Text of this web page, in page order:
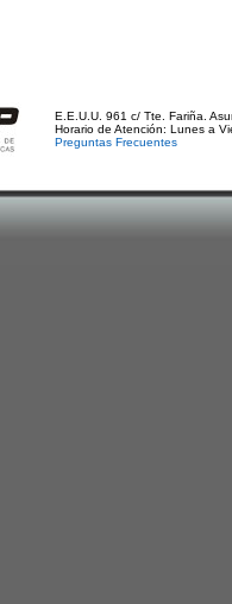
E.E.U.U. 961 c/ Tte. Fariña.
Horario de Atención: Lunes a
Preguntas Frecuentes